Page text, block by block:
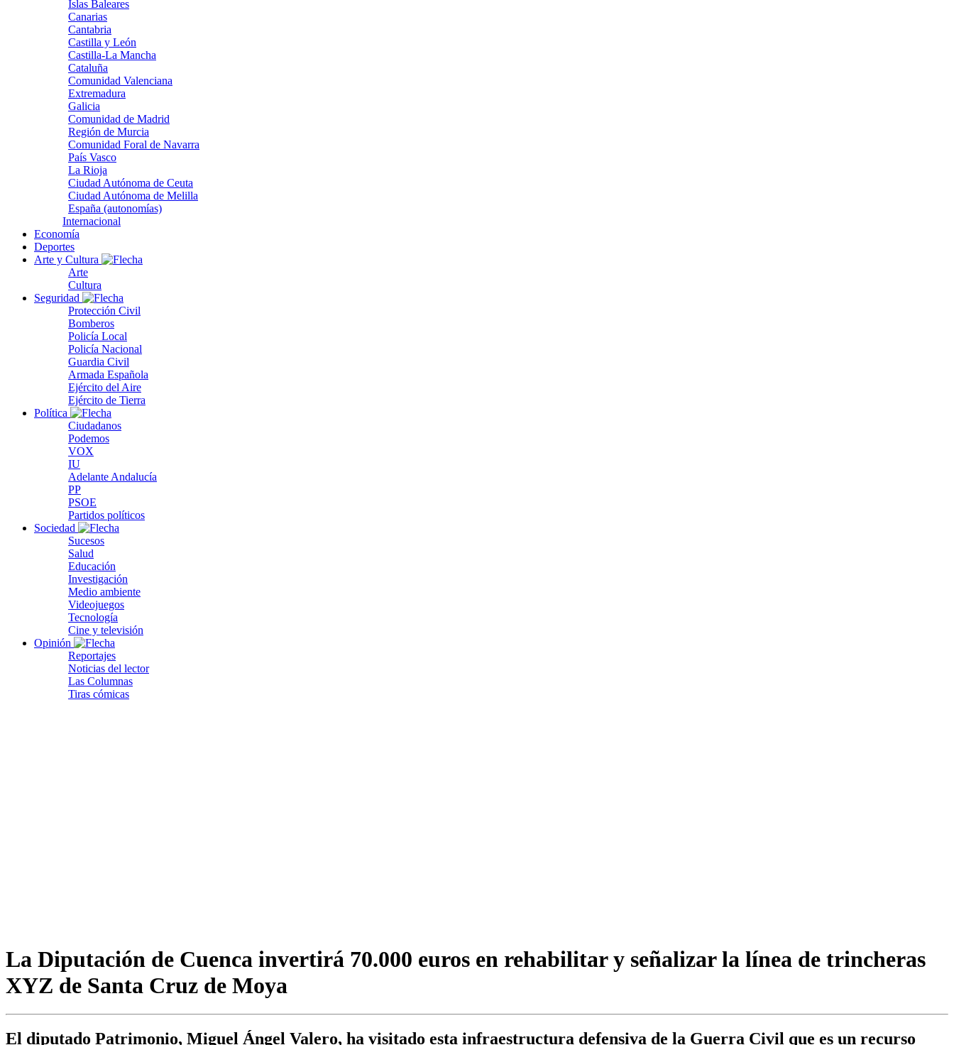
Islas Baleares
Canarias
Cantabria
Castilla y León
Castilla-La Mancha
Cataluña
Comunidad Valenciana
Extremadura
Galicia
Comunidad de Madrid
Región de Murcia
Comunidad Foral de Navarra
País Vasco
La Rioja
Ciudad Autónoma de Ceuta
Ciudad Autónoma de Melilla
España (autonomías)
Internacional
Economía
Deportes
Arte y Cultura
Arte
Cultura
Seguridad
Protección Civil
Bomberos
Policía Local
Policía Nacional
Guardia Civil
Armada Española
Ejército del Aire
Ejército de Tierra
Política
Ciudadanos
Podemos
VOX
IU
Adelante Andalucía
PP
PSOE
Partidos políticos
Sociedad
Sucesos
Salud
Educación
Investigación
Medio ambiente
Videojuegos
Tecnología
Cine y televisión
Opinión
Reportajes
Noticias del lector
Las Columnas
Tiras cómicas
La Diputación de Cuenca invertirá 70.000 euros en rehabilitar y señalizar la línea de trincheras
XYZ de Santa Cruz de Moya
El diputado Patrimonio, Miguel Ángel Valero, ha visitado esta infraestructura defensiva de la Guerra Civil que es un recurso